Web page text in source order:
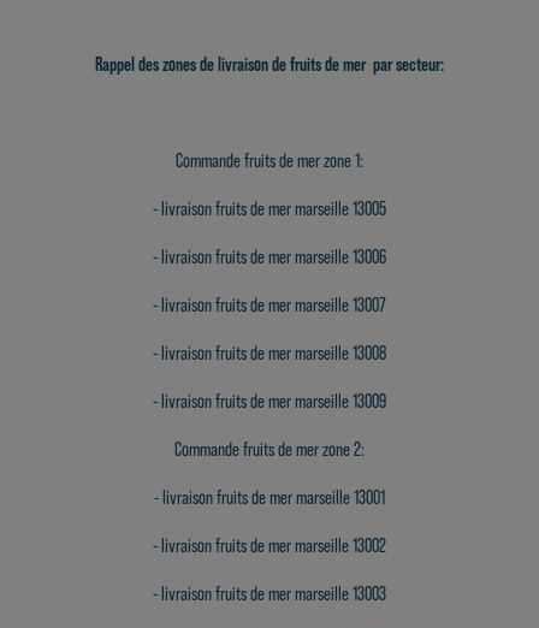
Rappel des zones de livraison de fruits de mer par secteur:
Commande fruits de mer zone 1:
- livraison fruits de mer marseille 13005
-livraison fruits de mer marseille 13006
-livraison fruits de mer marseille 13007
-livraison fruits de mer marseille 13008
-livraison fruits de mer marseille 13009
Commande fruits de mer zone 2:
-livraison fruits de mer marseille 13001
-livraison fruits de mer marseille 13002
-livraison fruits de mer marseille 13003